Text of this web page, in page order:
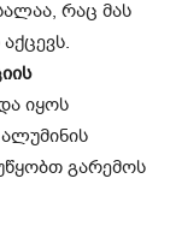
რაც მას
იყოს
გარემოს